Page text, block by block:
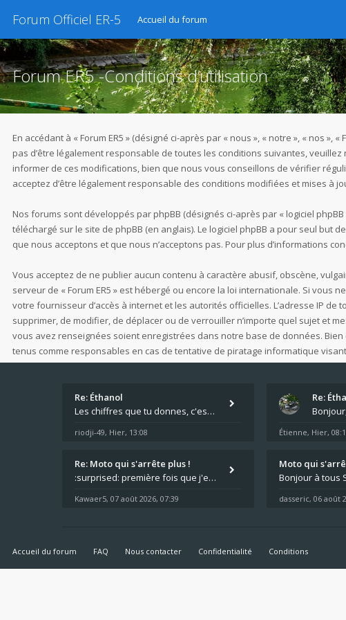
Forum Officiel ER-5 Accueil du forum
Forum ER5 -Conditions d’utilisation
En accédant à « Forum ER5 » (désigné ci-après par « nous », « notre », « nos
pas d’être légalement responsable de toutes les conditions suivantes,
informer de ces modifications, bien que nous vous conseillons de vérifier
acceptez d’être légalement responsable des conditions modifiées et mises à
Nos forums sont développés par phpBB (désignés ci-après par « logiciel
téléchargé sur le site de phpBB (en anglais). Le logiciel phpBB a pour seul but
que nous acceptons et que nous n’acceptons pas. Pour plus d’informations
Vous acceptez de ne publier aucun contenu à caractère abusif, obscène,
serveur de « Forum ER5 » est hébergé ou encore la loi internationale. Si
votre fournisseur d’accès à internet et les autorités officielles. L’adresse IP
supprimer, de modifier, de déplacer ou de verrouiller n’importe quel sujet et
vous avez renseignées soient enregistrées dans notre base de données.
tenus comme responsables en cas de tentative de piratage informatique
Re: Éthanol
Les chiffres que tu donnes, c'est bien les tailles de gicleur ? Par contre tes "-2 tours" à quoi correspondent t'ils ?
riodji-49, Hier, 13:08
Re:
Étienne, Hier,
Re: Moto qui s'arrête plus !
:surprised: première fois que j'entend parler de cette panne ,ta moto aurait été maraboutée? :pretre:
Kawaer5, 07 août 2026, 07:39
Moto qui
dasseric, 06 août
Accueil du forum FAQ Nous contacter Confidentialité Conditions